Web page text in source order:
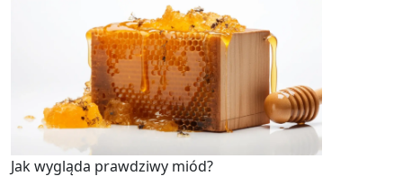
Jak wygląda prawdziwy miód?